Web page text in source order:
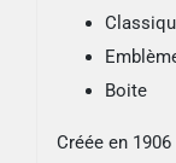
Boite
Créée en